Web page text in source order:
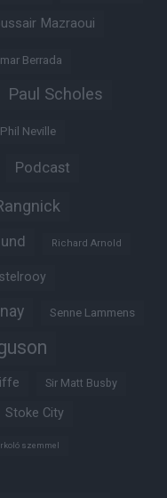
Mazraoui
Berrada
Paul Scholes
Phil Neville
Podcast
Richard Arnold
Senne Lammens
Sir Matt Busby
Stoke City
szemmel